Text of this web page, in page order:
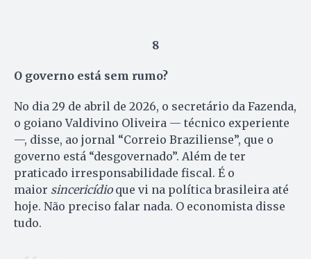
8
O governo está sem rumo?
No dia 29 de abril de 2026, o secretário da Fazenda,
o goiano Valdivino Oliveira — técnico experiente
—, disse, ao jornal “Correio Braziliense”, que o
governo está “desgovernado”. Além de ter
praticado irresponsabilidade fiscal. É o
maior sincericídioque vi na política brasileira até
hoje. Não preciso falar nada. O economista disse
tudo.